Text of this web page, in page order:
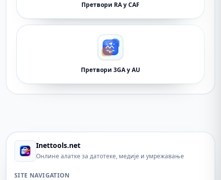
Претвори RA у CAF
Претвори 3GA у AU
Inettools.net
Онлине алатке за датотеке, медије и умрежавање
SITE NAVIGATION